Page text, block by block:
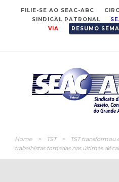
FILIE-SE AO SEAC-ABC
SINDICAL PATRONAL
VIA
RESUMO
Home > TST >
TST
trabalhistas tomadas nas últimas